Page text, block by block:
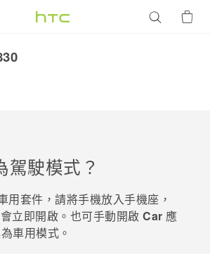
駕駛模式？
用套件，請將手機放入手機座，
立即開啟。也可手動開啟 Car 應
車用模式。